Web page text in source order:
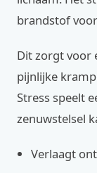
brandstof
Dit zorgt voor
pijnlijke
Stress speelt
zenuwstelsel
Verlaagt